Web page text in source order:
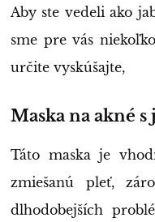
Aby ste vedeli ako
sme pre vás
určite vyskúšajte,
Maska na akné
Táto maska je
zmiešanú pleť,
dlhodobejších